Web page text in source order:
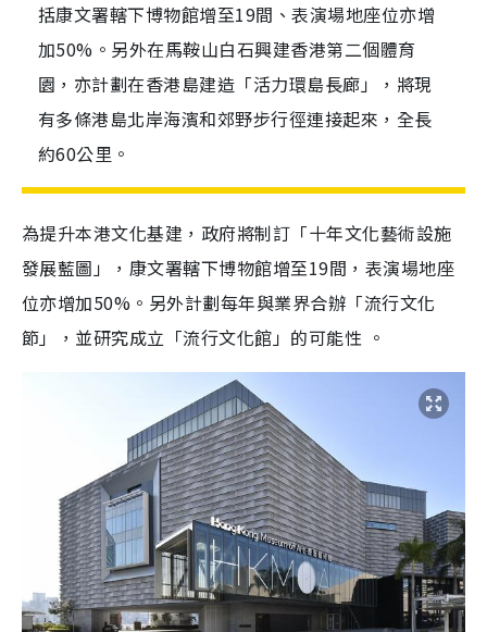
括康文署轄下博物館增至19間、表演場地座位亦增
加50%。另外在馬鞍山白石興建香港第二個體育
園，亦計劃在香港島建造「活力環島長廊」，將現
有多條港島北岸海濱和郊野步行徑連接起來，全長
約60公里。
為提升本港文化基建，政府將制訂「十年文化藝術設施
發展藍圖」，康文署轄下博物館增至19間，表演場地座
位亦增加50%。另外計劃每年與業界合辦「流行文化
節」，並研究成立「流行文化館」的可能性 。